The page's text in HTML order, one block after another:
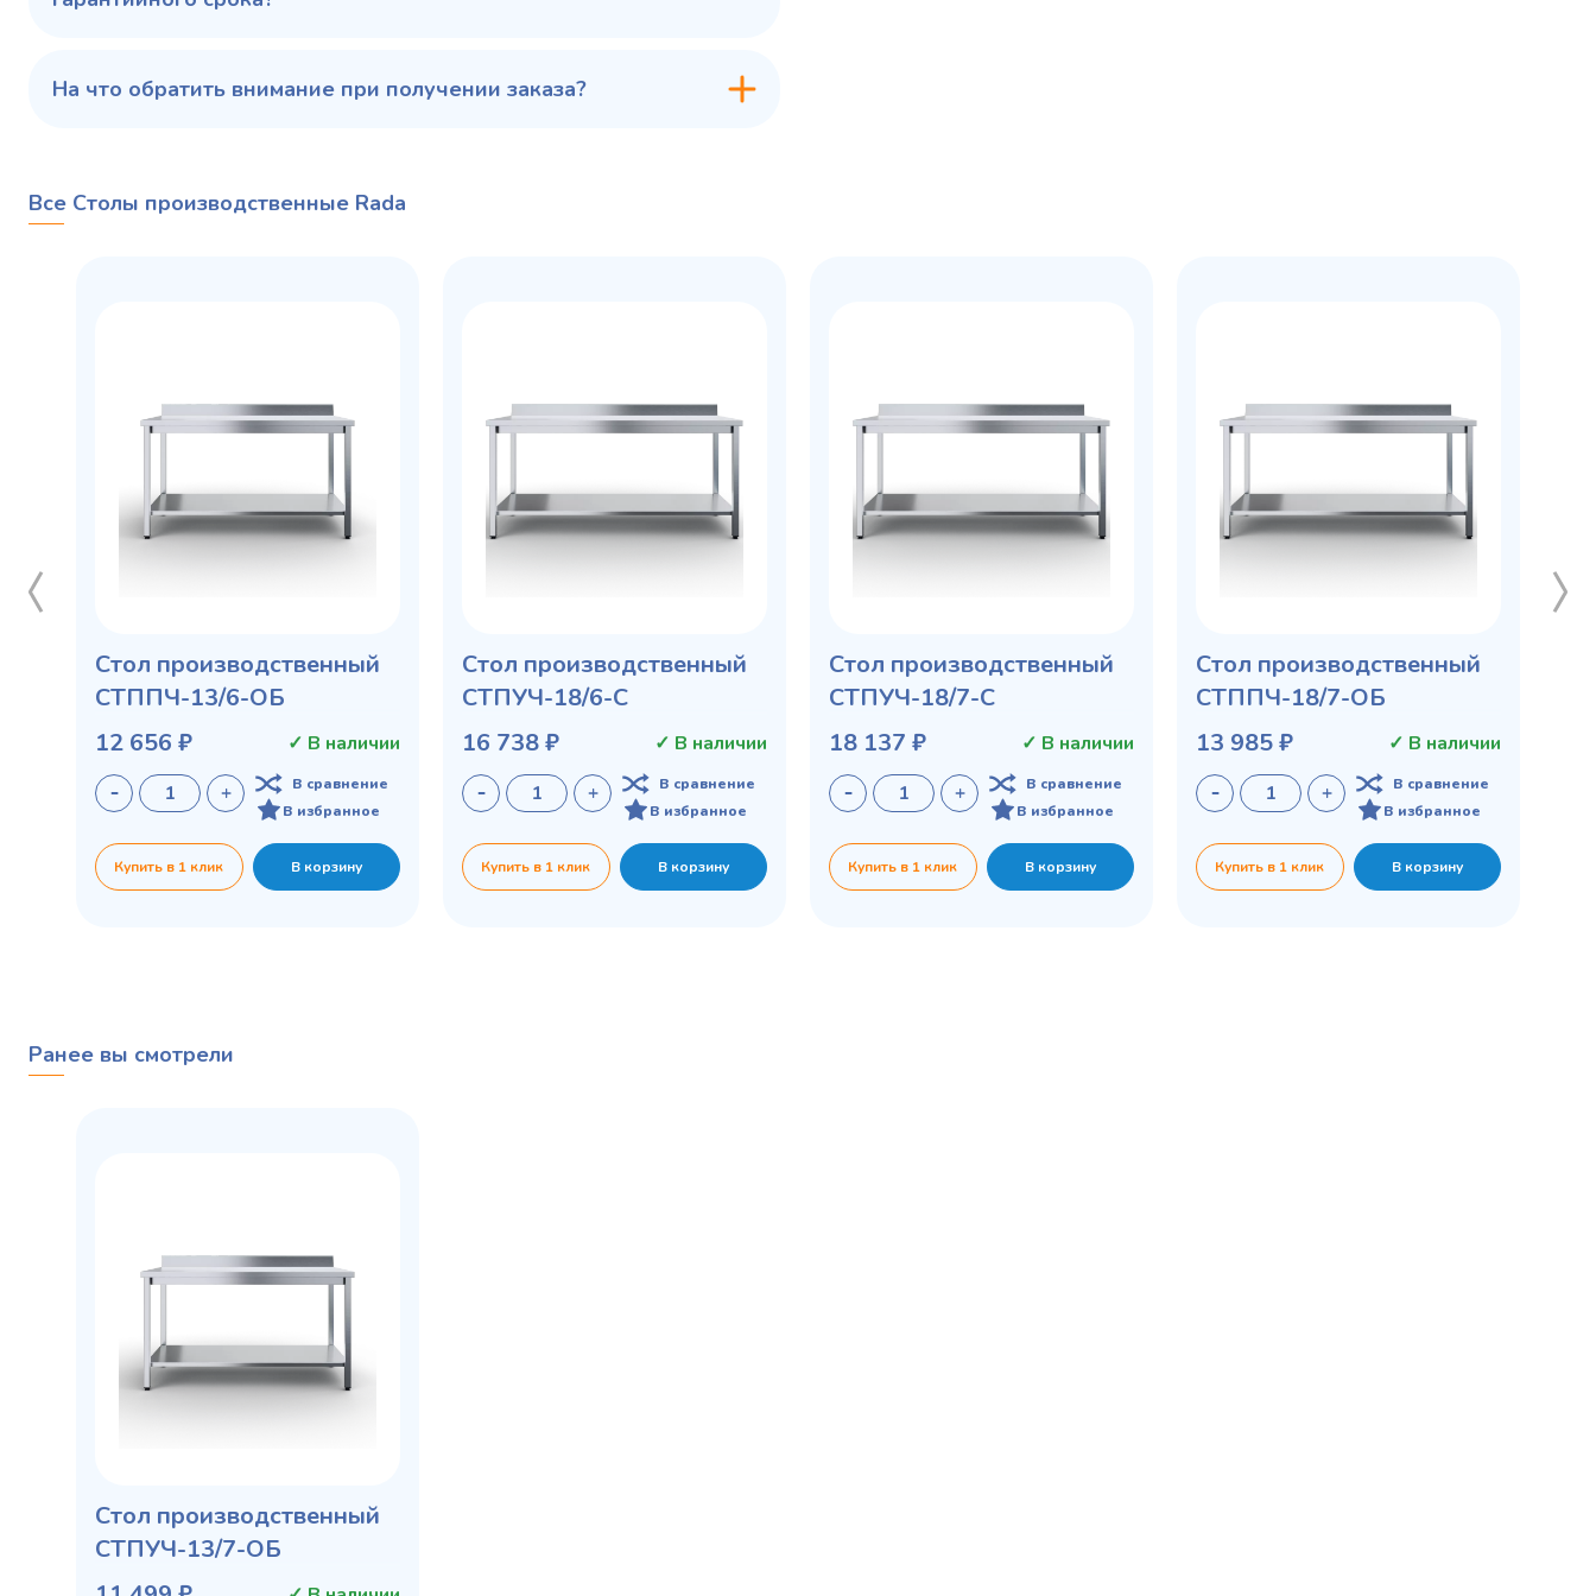
На что обратить внимание при получении заказа?
Все Столы производственные Rada
Стол производственный
СТППЧ-13/6-ОБ
12 656 ₽
✓ В наличии
В сравнение
В избранное
Купить в 1 клик В корзину
Стол производственный
СТПУЧ-18/6-С
16 738 ₽
✓ В наличии
В сравнение
В избранное
Купить в 1 клик В корзину
Стол производственный
СТПУЧ-18/7-С
18 137 ₽
✓ В наличии
В сравнение
В избранное
Купить в 1 клик В корзину
Стол производственный
СТППЧ-18/7-ОБ
13 985 ₽
✓ В наличии
В сравнение
В избранное
Купить в 1 клик В корзину
Ранее вы смотрели
Стол производственный
СТПУЧ-13/7-ОБ